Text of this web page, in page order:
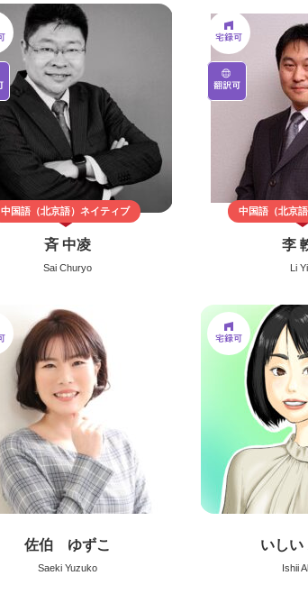
中国語（北京語）ネイティブ
斉 中凌
Sai Churyo
中国語（北京語
李
Li
佐伯 ゆずこ
Saeki Yuzuko
いしい
Ishii